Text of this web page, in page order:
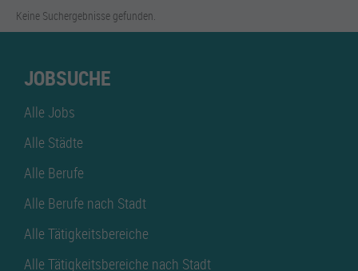
Keine Suchergebnisse gefunden.
JOBSUCHE
Alle Jobs
Alle Städte
Alle Berufe
Alle Berufe nach Stadt
Alle Tätigkeitsbereiche
Alle Tätigkeitsbereiche nach Stadt